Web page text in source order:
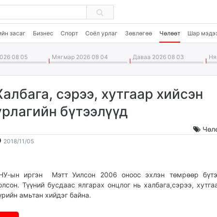
засаг Бизнес Спорт Соёл урлаг Зөвлөгөө Чөлөөт Шар
08 05 Мягмар 2026 08 04 Даваа 2026 08 03
сэрээ, хутгаар хийсэн
бүтээлүүд
2018/11/052018-
12:48:39
2026-
23:21:01
ын иргэн Мэтт Уилсон 2006 оноос эхлэн төмрөөр
Түүний бусдаас ялгарах онцлог нь халбага,сэрээ,
амьтан хийдэг байна.